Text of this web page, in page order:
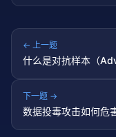
← 上一题
什么是对抗样本（
下一题 →
数据投毒攻击如何危